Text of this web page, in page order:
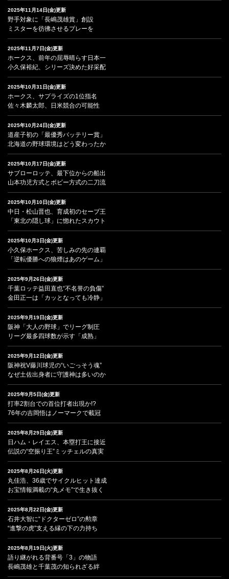
2025年11月14日(金)更新
野手対象に「長嶋茂雄賞」創設
ミスターを彷彿させるプレーを
2025年11月7日(金)更新
ホークス、前年の屈辱晴らす日本一
小久保裕紀、シリーズ決めた好采配
2025年10月31日(金)更新
ホークス、サプライズの1位指名
佐々木麟太郎、日米競合の可能性
2025年10月24日(金)更新
道産子初の「最優秀バッテリー賞」
北海道の野球環境はどう変わったか
2025年10月17日(金)更新
サブローロッテ、最下位からの船出
山本功児方式とボビー方式の二刀流
2025年10月10日(金)更新
中日・松山晋也、育成初のセーブ王
「東北の隠し球」に惚れたスカウト
2025年10月3日(金)更新
小久保ホークス、苦しみの先の連覇
「逆転優勝への狼煙はあのゲーム」
2025年9月26日(金)更新
千葉ロッテ益田直也“不名誉の負傷”
金田正一は「カッとなっても冷静」
2025年9月19日(金)更新
阪神「大人の野球」でリーグ制圧
リーグ最多四球数が示す「成熟」
2025年9月12日(金)更新
阪神祝V藤川球児の“いごっそう魂”
なぜ土佐出身者に守護神は多いのか
2025年9月5日(金)更新
打率2割台での首位打者出現か!?
76年の吉岡悟はノーマークで載冠
2025年8月29日(金)更新
日ハム・レイエス、本塁打王に接近
伝説の“空振り王”ミッチェルの真実
2025年8月26日(火)更新
丸佳浩、36歳でサイクルヒット達成
お宝情報満載の“丸メモ”で生き抜く
2025年8月22日(金)更新
石井大智に“ドクターゼロ”の勲章
“進撃の虎”支える縁の下の力持ち
2025年8月19日(火)更新
語り継がれる背番号「3」の物語
長嶋茂雄と千葉茂の知られざる絆